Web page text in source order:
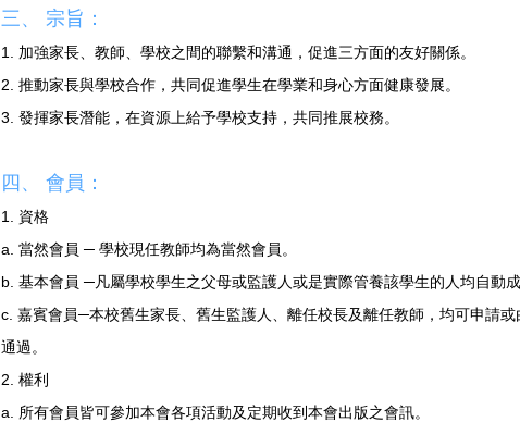
三、 宗旨：
1. 加強家長、教師、學校之間的聯繫和溝通，促進三方面的友好關係。
2. 推動家長與學校合作，共同促進學生在學業和身心方面健康發展。
3. 發揮家長潛能，在資源上給予學校支持，共同推展校務。
四、 會員：
1. 資格
a. 當然會員 ─ 學校現任教師均為當然會員。
b. 基本會員 ─凡屬學校學生之父母或監護人或是實際管養該學生的人均自動成
c. 嘉賓會員─本校舊生家長、舊生監護人、離任校長及離任教師，均可申請
通過。
2. 權利
a. 所有會員皆可參加本會各項活動及定期收到本會出版之會訊。